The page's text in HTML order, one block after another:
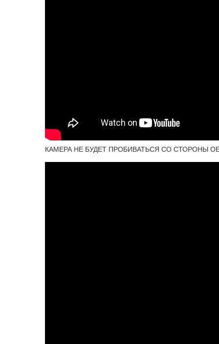
КАМЕРА НЕ БУДЕТ ПРОБИВАТЬСЯ СО СТОРОНЫ